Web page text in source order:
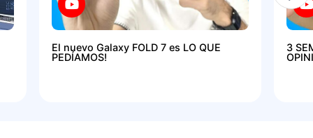
El nuevo Galaxy FOLD 7 es LO QUE
PEDÍAMOS!
3